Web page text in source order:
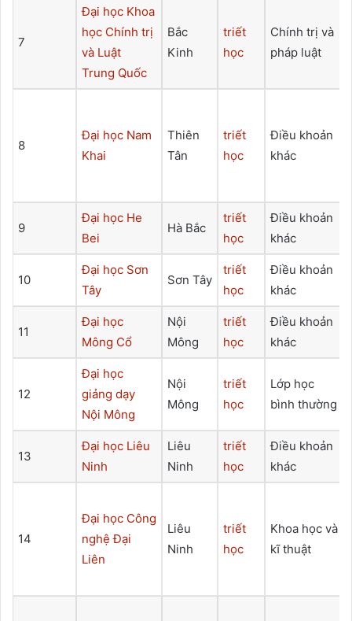
7
Đại học Khoa
học Chính trị
và Luật
Trung Quốc
Bắc
Kinh
triết
học
Chính trị và
pháp luật
8
Đại học Nam
Khai
Thiên
Tân
triết
học
Điều khoản
khác
9
Đại học He
Bei
Hà Bắc
triết
học
Điều khoản
khác
10
Đại học Sơn
Tây
Sơn Tây
triết
học
Điều khoản
khác
11
Đại học
Mông Cổ
Nội
Mông
triết
học
Điều khoản
khác
12
Đại học
giảng dạy
Nội Mông
Nội
Mông
triết
học
Lớp học
bình thường
13
Đại học Liêu
Ninh
Liêu
Ninh
triết
học
Điều khoản
khác
14
Đại học Công
nghệ Đại
Liên
Liêu
Ninh
triết
học
Khoa học và
kĩ thuật